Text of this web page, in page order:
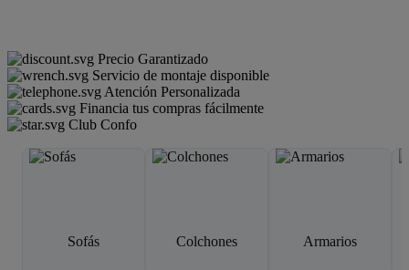
Precio Garantizado
Servicio de montaje disponible
Atención Personalizada
Financia tus compras fácilmente
Club Confo
Sofás Colchones Armarios